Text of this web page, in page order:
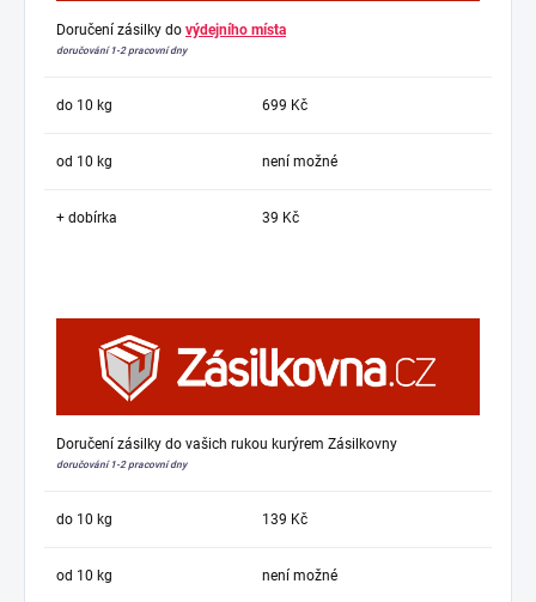
Doručení zásilky do výdejního místa
doručování 1-2 pracovní dny
do 10 kg 699 Kč
od 10 kg není možné
+ dobírka 39 Kč
Doručení zásilky do vašich rukou kurýrem Zásilkovny
doručování 1-2 pracovní dny
do 10 kg 139 Kč
od 10 kg není možné